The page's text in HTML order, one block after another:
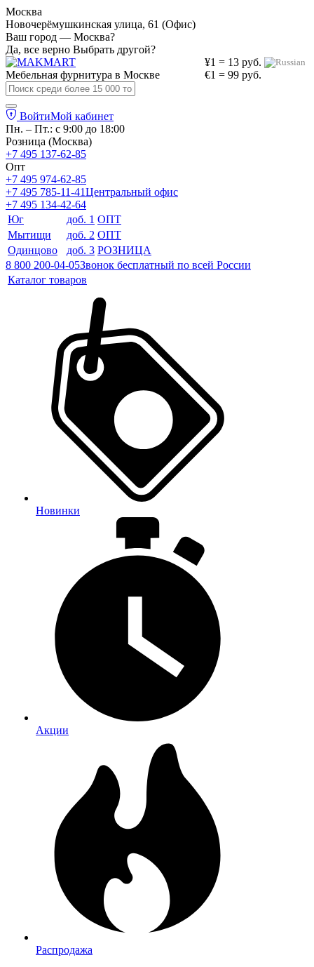
Москва
Новочерёмушкинская улица, 61 (Офис)
Ваш город — Москва?
Да, все верно Выбрать другой?
¥1 = 13 руб.
€1 = 99 руб.
Мебельная фурнитура в Москве
ВойтиМой кабинет
Пн. – Пт.: с 9:00 до 18:00
Розница (Москва)
+7 495 137-62-85
Опт
+7 495 974-62-85
+7 495 785-11-41Центральный офис
+7 495 134-42-64
Юг
доб. 1 ОПТ
Мытищи
доб. 2 ОПТ
Одинцово
доб. 3 РОЗНИЦА
8 800 200-04-05Звонок бесплатный по всей России
Каталог товаров
Новинки
Акции
Распродажа